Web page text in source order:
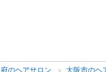
のヘアサロン 大阪市のヘ